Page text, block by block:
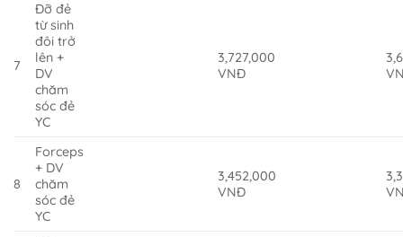
7
Đỡ đẻ
từ sinh
đôi trở
lên +
DV
chăm
sóc đẻ
YC
3,727,000
VNĐ
8
Forceps
+ DV
chăm
sóc đẻ
YC
3,452,000
VNĐ